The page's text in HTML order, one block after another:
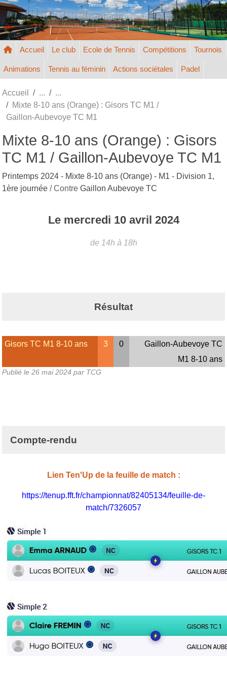
Tennis Club de Gisors
Accueil Le club Ecole de Tennis Compétitions Tournois
Animations Tennis au féminin Actions sociétales Padel
Accueil
Mixte 8-10 ans (Orange) : Gisors TC M1 /
Gaillon-Aubevoye TC M1
Mixte 8-10 ans (Orange) : Gisors
TC M1 / Gaillon-Aubevoye TC M1
Printemps 2024 - Mixte 8-10 ans (Orange) - M1 - Division 1,
1ère journée / Contre Gaillon Aubevoye TC
Le mercredi 10 avril 2024
de 14h à 18h
Résultat
Gisors TC M1 8-10 ans 3 0
Gaillon-Aubevoye TC
M1 8-10 ans
Publié le 26 mai 2024 par TCG
Compte-rendu
Lien Ten'Up de la feuille de match :
https://tenup.fft.fr/championnat/82405134/feuille-de-
match/7326057
Panneau de gestion des cookies